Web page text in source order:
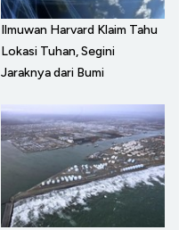
Ilmuwan Harvard Klaim Tahu
Lokasi Tuhan, Segini
Jaraknya dari Bumi